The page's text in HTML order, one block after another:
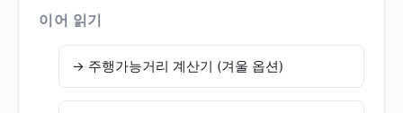
이어 읽기
→ 주행가능거리 계산기 (겨울 옵션)